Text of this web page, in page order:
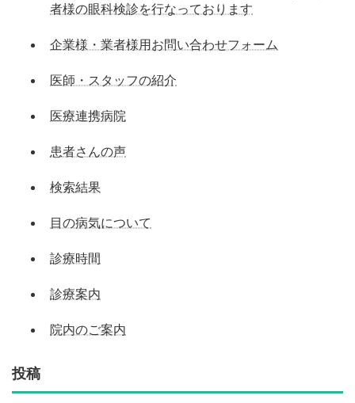
者様の眼科検診を行なっております
企業様・業者様用お問い合わせフォーム
医師・スタッフの紹介
医療連携病院
患者さんの声
検索結果
目の病気について
診療時間
診療案内
院内のご案内
投稿